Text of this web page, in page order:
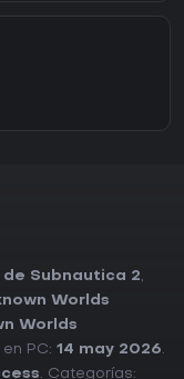
Subnautica 2,
Worlds
Worlds
PC: 14 may 2026.
. Categorías: